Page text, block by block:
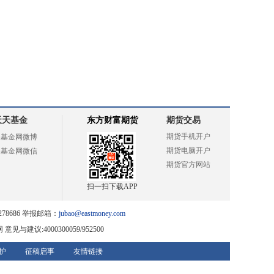
基金
金网微博
金网微信
东方财富期货
扫一扫下载APP
期货交易
期货手机开户
期货电脑开户
期货官方网站
举报邮箱： jubao@eastmoney.com
意见与建议:4000300059/952500
征稿启事 友情链接